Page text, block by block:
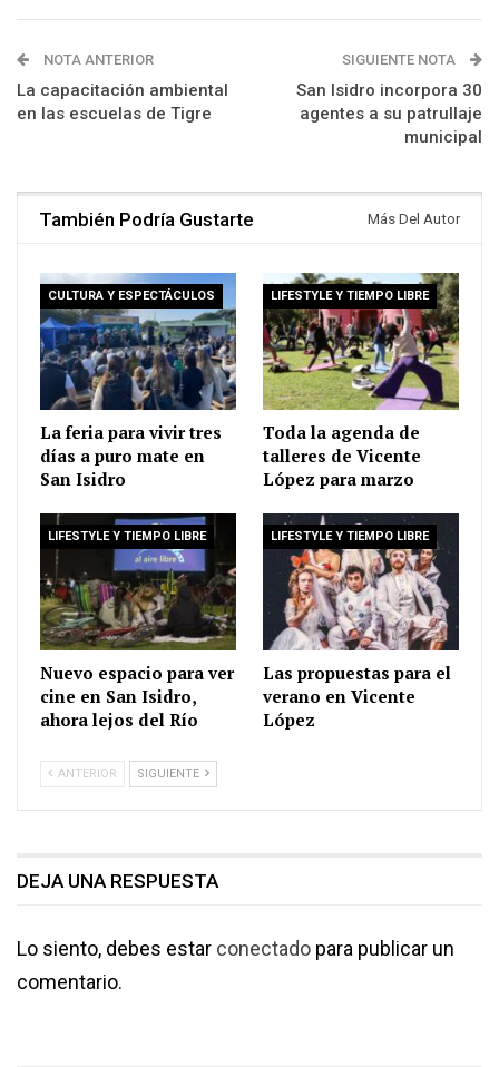
NOTA ANTERIOR
La capacitación ambiental
en las escuelas de Tigre
SIGUIENTE NOTA
San Isidro incorpora 30
agentes a su patrullaje
municipal
También Podría Gustarte Más Del Autor
CULTURA Y ESPECTÁCULOS
La feria para vivir tres
días a puro mate en
San Isidro
LIFESTYLE Y TIEMPO LIBRE
Toda la agenda de
talleres de Vicente
López para marzo
LIFESTYLE Y TIEMPO LIBRE
Nuevo espacio para ver
cine en San Isidro,
ahora lejos del Río
LIFESTYLE Y TIEMPO LIBRE
Las propuestas para el
verano en Vicente
López
ANTERIOR SIGUIENTE
DEJA UNA RESPUESTA
Lo siento, debes estar conectado para publicar un
comentario.